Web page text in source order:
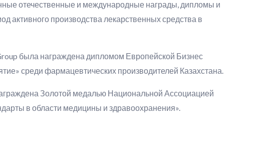
отечественные и международные награды, дипломы и
активного производства лекарственных средства в
была награждена дипломом Европейской Бизнес
среди фармацевтических производителей Казахстана.
Золотой медалью Национальной Ассоциацией
в области медицины и здравоохранения».